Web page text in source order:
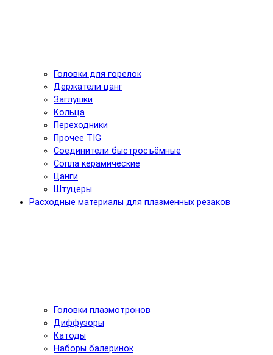
Головки для горелок
Держатели цанг
Заглушки
Кольца
Переходники
Прочее TIG
Соединители быстросъёмные
Сопла керамические
Цанги
Штуцеры
Расходные материалы для плазменных резаков
Головки плазмотронов
Диффузоры
Катоды
Наборы балеринок